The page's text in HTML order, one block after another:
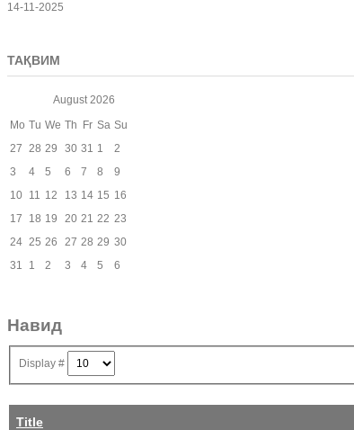
14-11-2025
ТАҚВИМ
August 2026
Mo Tu We Th Fr Sa Su
27 28 29 30 31 1
2
3
4 5 6 7 8
9
10 11 12 13 14 15 16
17
18 19 20 21 22 23
24 25 26 27 28 29 30
31
1 2 3 4 5 6
Навид
Display #
Title